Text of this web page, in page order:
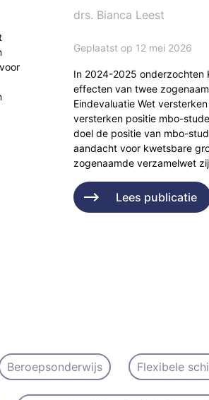
drs. Bianca Leest
Geplaatst op 12 mei 2026
In 2024-2025 onderzochten
effecten van twee
Eindevaluatie Wet
versterken positie mbo-
doel de positie van mbo-
aandacht voor kwetsbare
zogenaamde verzamelwet
Lees publicatie
Beroepsonderwijs Flexibele